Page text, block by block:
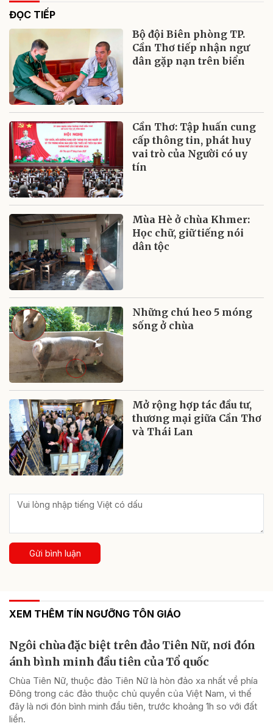
ĐỌC TIẾP
Bộ đội Biên phòng TP.
Cần Thơ tiếp nhận ngư
dân gặp nạn trên biển
Cần Thơ: Tập huấn cung
cấp thông tin, phát huy
vai trò của Người có uy
tín
Mùa Hè ở chùa Khmer:
Học chữ, giữ tiếng nói
dân tộc
Những chú heo 5 móng
sống ở chùa
Mở rộng hợp tác đầu tư,
thương mại giữa Cần Thơ
và Thái Lan
Gửi bình luận
XEM THÊM TÍN NGƯỠNG TÔN GIÁO
Ngôi chùa đặc biệt trên đảo Tiên Nữ, nơi đón
ánh bình minh đầu tiên của Tổ quốc
Chùa Tiên Nữ, thuộc đảo Tiên Nữ là hòn đảo xa nhất về phía
Đông trong các đảo thuộc chủ quyền của Việt Nam, vì thế
đây là nơi đón bình minh đầu tiên, trước khoảng 1h so với đất
liền.